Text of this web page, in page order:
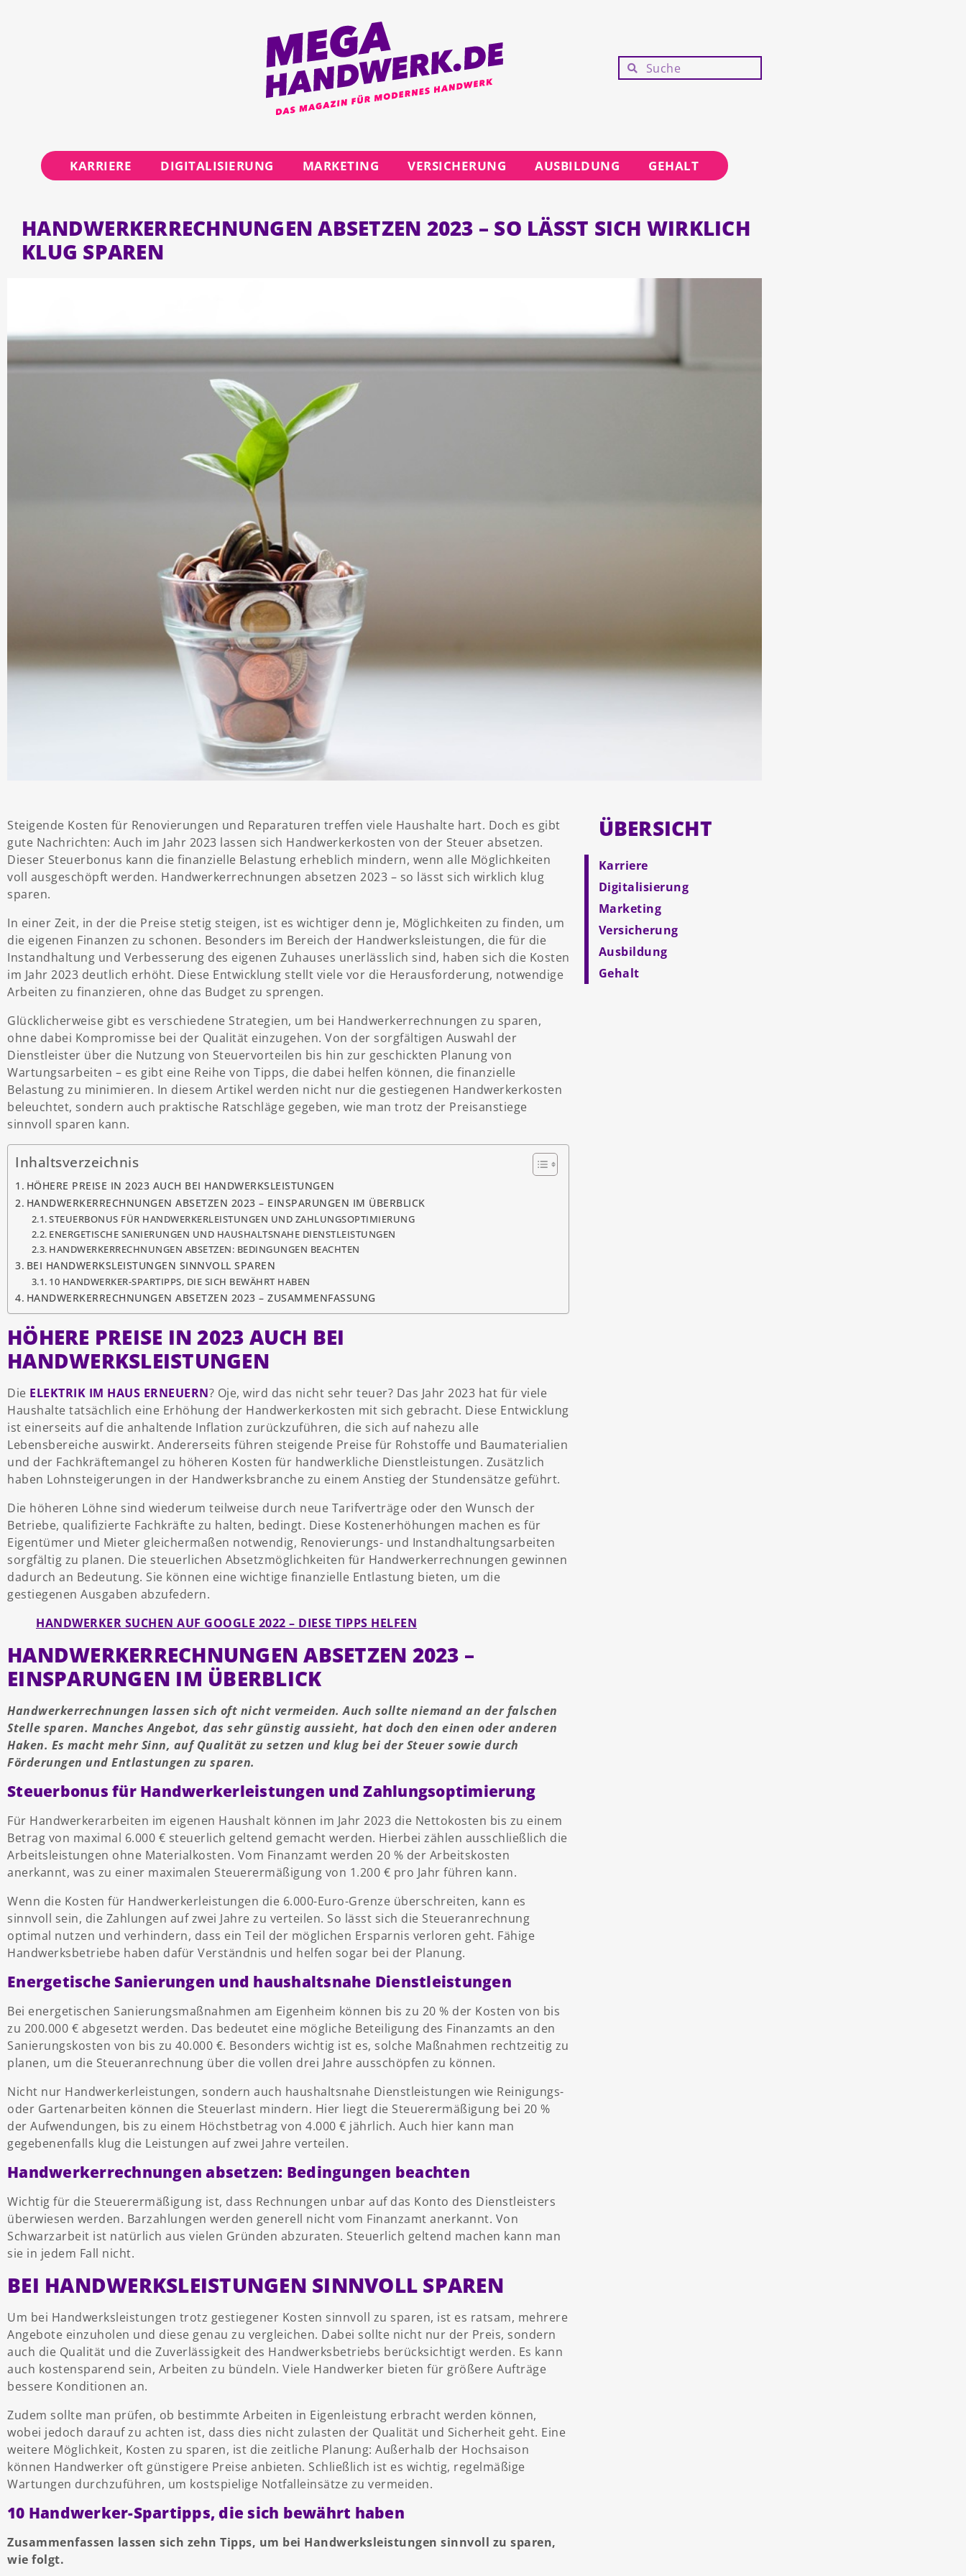
KARRIERE DIGITALISIERUNG MARKETING VERSICHERUNG AUSBILDUNG GEHALT
HANDWERKERRECHNUNGEN ABSETZEN 2023 – SO LÄSST SICH WIRKLICH
KLUG SPAREN
Steigende Kosten für Renovierungen und Reparaturen treffen viele Haushalte hart. Doch es gibt
gute Nachrichten: Auch im Jahr 2023 lassen sich Handwerkerkosten von der Steuer absetzen.
Dieser Steuerbonus kann die finanzielle Belastung erheblich mindern, wenn alle Möglichkeiten
voll ausgeschöpft werden. Handwerkerrechnungen absetzen 2023 – so lässt sich wirklich klug
sparen.
In einer Zeit, in der die Preise stetig steigen, ist es wichtiger denn je, Möglichkeiten zu finden, um
die eigenen Finanzen zu schonen. Besonders im Bereich der Handwerksleistungen, die für die
Instandhaltung und Verbesserung des eigenen Zuhauses unerlässlich sind, haben sich die Kosten
im Jahr 2023 deutlich erhöht. Diese Entwicklung stellt viele vor die Herausforderung, notwendige
Arbeiten zu finanzieren, ohne das Budget zu sprengen.
Glücklicherweise gibt es verschiedene Strategien, um bei Handwerkerrechnungen zu sparen,
ohne dabei Kompromisse bei der Qualität einzugehen. Von der sorgfältigen Auswahl der
Dienstleister über die Nutzung von Steuervorteilen bis hin zur geschickten Planung von
Wartungsarbeiten – es gibt eine Reihe von Tipps, die dabei helfen können, die finanzielle
Belastung zu minimieren. In diesem Artikel werden nicht nur die gestiegenen Handwerkerkosten
beleuchtet, sondern auch praktische Ratschläge gegeben, wie man trotz der Preisanstiege
sinnvoll sparen kann.
Inhaltsverzeichnis
HÖHERE PREISE IN 2023 AUCH BEI HANDWERKSLEISTUNGEN
HANDWERKERRECHNUNGEN ABSETZEN 2023 – EINSPARUNGEN IM ÜBERBLICK
STEUERBONUS FÜR HANDWERKERLEISTUNGEN UND ZAHLUNGSOPTIMIERUNG
ENERGETISCHE SANIERUNGEN UND HAUSHALTSNAHE DIENSTLEISTUNGEN
HANDWERKERRECHNUNGEN ABSETZEN: BEDINGUNGEN BEACHTEN
BEI HANDWERKSLEISTUNGEN SINNVOLL SPAREN
10 HANDWERKER-SPARTIPPS, DIE SICH BEWÄHRT HABEN
HANDWERKERRECHNUNGEN ABSETZEN 2023 – ZUSAMMENFASSUNG
HÖHERE PREISE IN 2023 AUCH BEI
HANDWERKSLEISTUNGEN
Die ELEKTRIK IM HAUS ERNEUERN? Oje, wird das nicht sehr teuer? Das Jahr 2023 hat für viele
Haushalte tatsächlich eine Erhöhung der Handwerkerkosten mit sich gebracht. Diese Entwicklung
ist einerseits auf die anhaltende Inflation zurückzuführen, die sich auf nahezu alle
Lebensbereiche auswirkt. Andererseits führen steigende Preise für Rohstoffe und Baumaterialien
und der Fachkräftemangel zu höheren Kosten für handwerkliche Dienstleistungen. Zusätzlich
haben Lohnsteigerungen in der Handwerksbranche zu einem Anstieg der Stundensätze geführt.
Die höheren Löhne sind wiederum teilweise durch neue Tarifverträge oder den Wunsch der
Betriebe, qualifizierte Fachkräfte zu halten, bedingt. Diese Kostenerhöhungen machen es für
Eigentümer und Mieter gleichermaßen notwendig, Renovierungs- und Instandhaltungsarbeiten
sorgfältig zu planen. Die steuerlichen Absetzmöglichkeiten für Handwerkerrechnungen gewinnen
dadurch an Bedeutung. Sie können eine wichtige finanzielle Entlastung bieten, um die
gestiegenen Ausgaben abzufedern.
HANDWERKER SUCHEN AUF GOOGLE 2022 – DIESE TIPPS HELFEN
HANDWERKERRECHNUNGEN ABSETZEN 2023 –
EINSPARUNGEN IM ÜBERBLICK
Handwerkerrechnungen lassen sich oft nicht vermeiden. Auch sollte niemand an der falschen
Stelle sparen. Manches Angebot, das sehr günstig aussieht, hat doch den einen oder anderen
Haken. Es macht mehr Sinn, auf Qualität zu setzen und klug bei der Steuer sowie durch
Förderungen und Entlastungen zu sparen.
Steuerbonus für Handwerkerleistungen und Zahlungsoptimierung
Für Handwerkerarbeiten im eigenen Haushalt können im Jahr 2023 die Nettokosten bis zu einem
Betrag von maximal 6.000 € steuerlich geltend gemacht werden. Hierbei zählen ausschließlich die
Arbeitsleistungen ohne Materialkosten. Vom Finanzamt werden 20 % der Arbeitskosten
anerkannt, was zu einer maximalen Steuerermäßigung von 1.200 € pro Jahr führen kann.
Wenn die Kosten für Handwerkerleistungen die 6.000-Euro-Grenze überschreiten, kann es
sinnvoll sein, die Zahlungen auf zwei Jahre zu verteilen. So lässt sich die Steueranrechnung
optimal nutzen und verhindern, dass ein Teil der möglichen Ersparnis verloren geht. Fähige
Handwerksbetriebe haben dafür Verständnis und helfen sogar bei der Planung.
Energetische Sanierungen und haushaltsnahe Dienstleistungen
Bei energetischen Sanierungsmaßnahmen am Eigenheim können bis zu 20 % der Kosten von bis
zu 200.000 € abgesetzt werden. Das bedeutet eine mögliche Beteiligung des Finanzamts an den
Sanierungskosten von bis zu 40.000 €. Besonders wichtig ist es, solche Maßnahmen rechtzeitig zu
planen, um die Steueranrechnung über die vollen drei Jahre ausschöpfen zu können.
Nicht nur Handwerkerleistungen, sondern auch haushaltsnahe Dienstleistungen wie Reinigungs-
oder Gartenarbeiten können die Steuerlast mindern. Hier liegt die Steuerermäßigung bei 20 %
der Aufwendungen, bis zu einem Höchstbetrag von 4.000 € jährlich. Auch hier kann man
gegebenenfalls klug die Leistungen auf zwei Jahre verteilen.
Handwerkerrechnungen absetzen: Bedingungen beachten
Wichtig für die Steuerermäßigung ist, dass Rechnungen unbar auf das Konto des Dienstleisters
überwiesen werden. Barzahlungen werden generell nicht vom Finanzamt anerkannt. Von
Schwarzarbeit ist natürlich aus vielen Gründen abzuraten. Steuerlich geltend machen kann man
sie in jedem Fall nicht.
BEI HANDWERKSLEISTUNGEN SINNVOLL SPAREN
Um bei Handwerksleistungen trotz gestiegener Kosten sinnvoll zu sparen, ist es ratsam, mehrere
Angebote einzuholen und diese genau zu vergleichen. Dabei sollte nicht nur der Preis, sondern
auch die Qualität und die Zuverlässigkeit des Handwerksbetriebs berücksichtigt werden. Es kann
auch kostensparend sein, Arbeiten zu bündeln. Viele Handwerker bieten für größere Aufträge
bessere Konditionen an.
Zudem sollte man prüfen, ob bestimmte Arbeiten in Eigenleistung erbracht werden können,
wobei jedoch darauf zu achten ist, dass dies nicht zulasten der Qualität und Sicherheit geht. Eine
weitere Möglichkeit, Kosten zu sparen, ist die zeitliche Planung: Außerhalb der Hochsaison
können Handwerker oft günstigere Preise anbieten. Schließlich ist es wichtig, regelmäßige
Wartungen durchzuführen, um kostspielige Notfalleinsätze zu vermeiden.
10 Handwerker-Spartipps, die sich bewährt haben
Zusammenfassen lassen sich zehn Tipps, um bei Handwerksleistungen sinnvoll zu sparen,
wie folgt.
ÜBERSICHT
Karriere
Digitalisierung
Marketing
Versicherung
Ausbildung
Gehalt